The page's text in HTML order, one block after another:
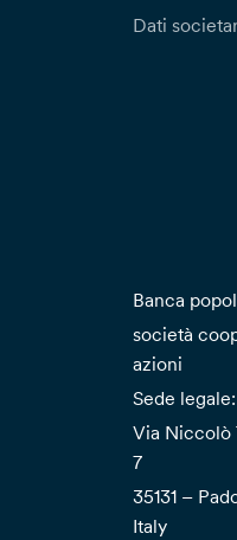
Dati
Banca
società
azioni
Sede legale:
Via Niccolò
7
35131 –
Italy